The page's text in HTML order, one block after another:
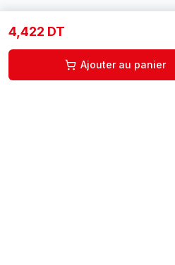
4,422 DT
Ajouter au panier